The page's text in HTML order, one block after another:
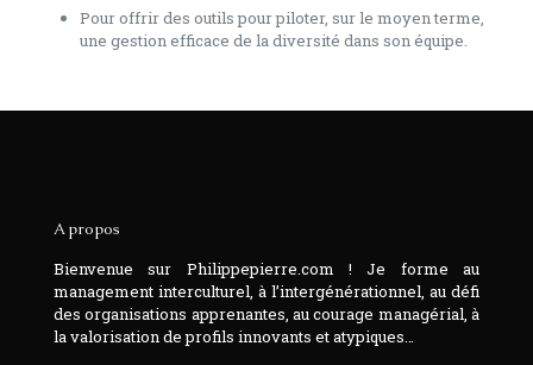
Pour offrir des outils pour piloter, sur le moyen terme,
une gestion efficace de la diversité dans son équipe.
A propos
Bienvenue sur Philippepierre.com ! Je forme au
management interculturel, à l’intergénérationnel, au défi
des organisations apprenantes, au courage managérial, à
la valorisation de profils innovants et atypiques…